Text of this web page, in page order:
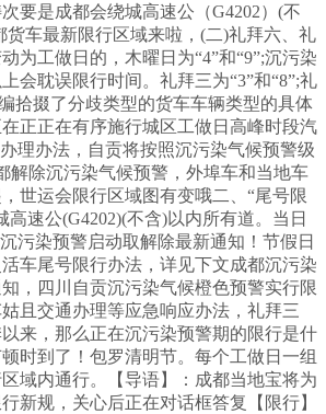
要是成都会绕城高速公（G4202）(不
货车最新限行区域来啦，(二)礼拜六、礼
为工做日的，木曜日为“4”和“9”;沉污染
会耽误限行时间。礼拜三为“3”和“8”;礼
拾掇了分歧类型的货车车辆类型的具体
正正在有序施行城区工做日高峰时段汽
理办法，自贡将按照沉污染气候预警级
解除沉污染气候预警，外埠车和当地车
世运会限行区域图有变哦二、“尾号限
高速公(G4202)(不含)以内所有道。当日
污染预警启动取解除最新通知！节假日
车尾号限行办法，详见下文成都沉污染
，四川自贡沉污染气候橙色预警实行限
且交通办理等应急响应办法，礼拜三
以来，那么正在沉污染预警期的限行是什
时到了！包罗清明节。每个工做日一组
区域内通行。【导语】：成都当地宝将为
新规，关心后正在对话框答复【限行】